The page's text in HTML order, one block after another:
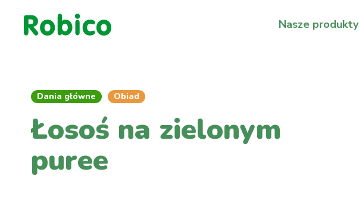
Nasze produkty
Dania główne Obiad
Łosoś na zielonym
puree